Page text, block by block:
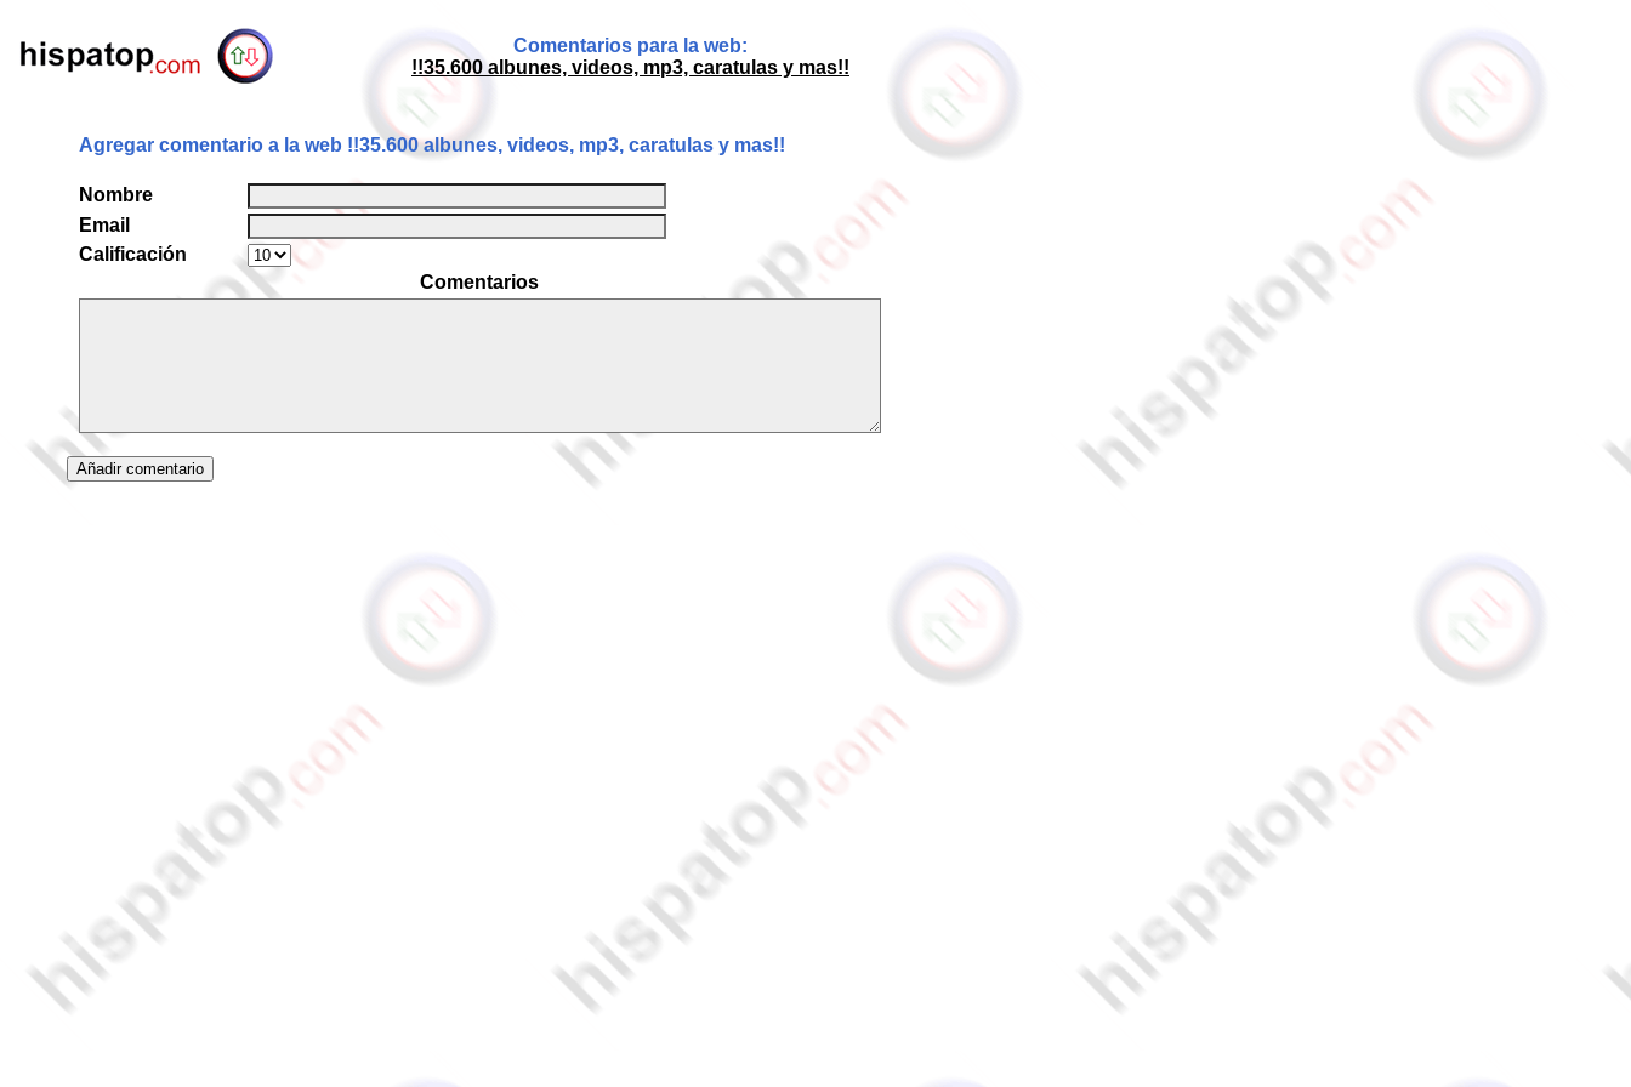
Comentarios para la web:
!!35.600 albunes, videos, mp3, caratulas y mas!!
Agregar comentario a la web !!35.600 albunes, videos, mp3, caratulas y mas!!
Nombre
Email
Calificación
Comentarios